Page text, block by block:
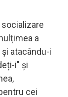
a
atacându-i
i" și
cei